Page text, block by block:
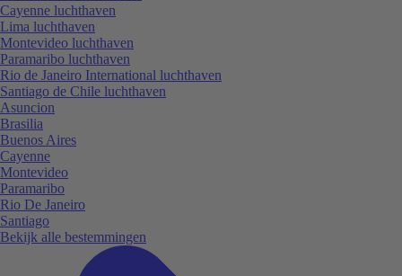
Cayenne luchthaven
Lima luchthaven
Montevideo luchthaven
Paramaribo luchthaven
Rio de Janeiro International luchthaven
Santiago de Chile luchthaven
Asuncion
Brasilia
Buenos Aires
Cayenne
Montevideo
Paramaribo
Rio De Janeiro
Santiago
Bekijk alle bestemmingen